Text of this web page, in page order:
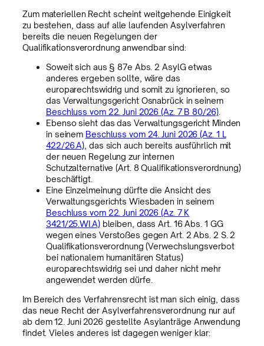
Zum materiellen Recht scheint weitgehende Einigkeit
zu bestehen, dass auf alle laufenden Asylverfahren
bereits die neuen Regelungen der
Qualifikationsverordnung anwendbar sind:
Soweit sich aus § 87e Abs. 2 AsylG etwas
anderes ergeben sollte, wäre das
europarechtswidrig und somit zu ignorieren, so
das Verwaltungsgericht Osnabrück in seinem
Beschluss vom 22. Juni 2026 (Az. 7 B 80/26).
Ebenso sieht das das Verwaltungsgericht Minden
in seinem Beschluss vom 24. Juni 2026 (Az. 1 L
422/26.A) , das sich auch bereits ausführlich mit
der neuen Regelung zur internen
Schutzalternative (Art. 8 Qualifikationsverordnung)
beschäftigt.
Eine Einzelmeinung dürfte die Ansicht des
Verwaltungsgerichts Wiesbaden in seinem
Beschluss vom 22. Juni 2026 (Az. 7 K
3421/25.WI.A)bleiben, dass Art. 16 Abs. 1 GG
wegen eines Verstoßes gegen Art. 2 Abs. 2 S. 2
Qualifikationsverordnung (Verwechslungsverbot
bei nationalem humanitären Status)
europarechtswidrig sei und daher nicht mehr
angewendet werden dürfe.
Im Bereich des Verfahrensrecht ist man sich einig, dass
das neue Recht der Asylverfahrensverordnung nur auf
ab dem 12. Juni 2026 gestellte Asylanträge Anwendung
findet. Vieles anderes ist dagegen weniger klar: